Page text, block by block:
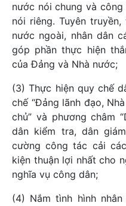
nước nói chung và
nói riêng. Tuyên
nước ngoài, nhân dân
góp phần thực hiện
của Đảng và Nhà nước;
(3) Thực hiện quy chế
chế “Đảng lãnh đạo,
chủ” và phương châm
dân kiểm tra, dân
cường công tác cải
kiện thuận lợi nhất cho
nghĩa vụ công dân;
(4) Nắm tình hình